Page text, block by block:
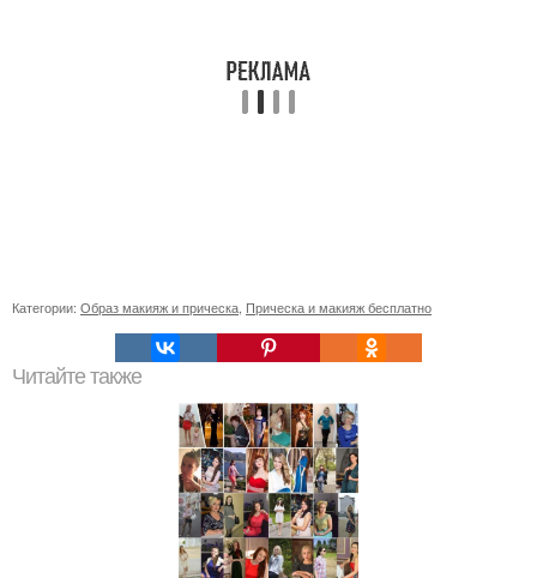
Категории: Образ макияж и прическа Прическа и макияж бесплатно
Читайте также